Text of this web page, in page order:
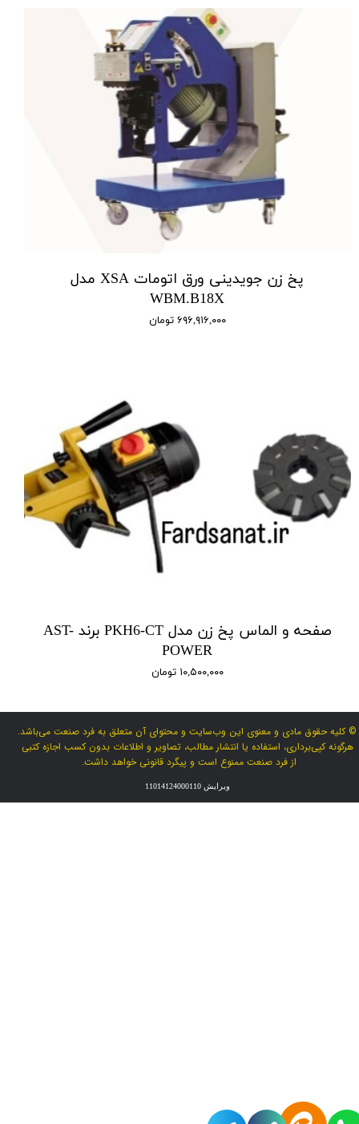
پخ زن جویدینی ورق اتومات XSA مدل
WBM.B18X
۶۹۶,۹۱۶,۰۰۰ تومان
صفحه و الماس پخ زن مدل PKH6-CT برند AST-
POWER
۱۰,۵۰۰,۰۰۰ تومان
© کلیه حقوق مادی و معنوی این وب‌سایت و محتوای آن متعلق به فرد صنعت می‌باشد.
هرگونه کپی‌برداری، استفاده یا انتشار مطالب، تصاویر و اطلاعات بدون کسب اجازه کتبی
از فرد صنعت ممنوع است و پیگرد قانونی خواهد داشت.
ویرایش 11014124000110